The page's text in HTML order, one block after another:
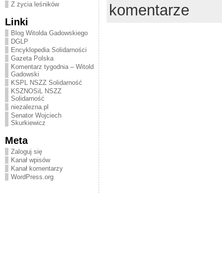
Z życia leśników
Linki
Blog Witolda Gadowskiego
DGLP
Encyklopedia Solidarności
Gazeta Polska
Komentarz tygodnia – Witold
Gadowski
KSPL NSZZ Solidarność
KSZNOSiL NSZZ
Solidarność
niezalezna.pl
Senator Wojciech
Skurkiewicz
Meta
Zaloguj się
Kanał wpisów
Kanał komentarzy
WordPress.org
komentarze